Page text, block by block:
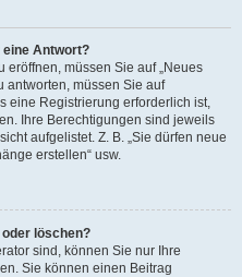
eine Antwort?
eröffnen, müssen Sie auf „Neues
antworten, müssen Sie auf
eine Registrierung erforderlich ist,
Ihre Berechtigungen sind jeweils
aufgelistet. Z. B. „Sie dürfen neue
erstellen“ usw.
löschen?
sind, können Sie nur Ihre
Sie können einen Beitrag